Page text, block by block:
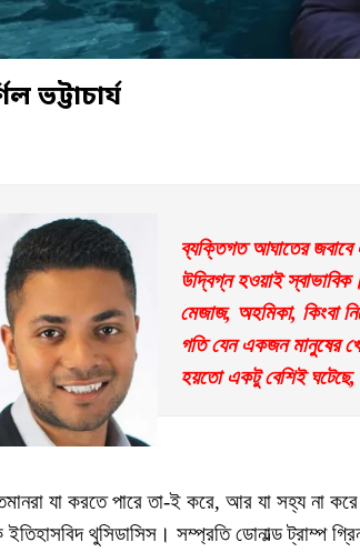
ভট্টাচার্য
ব্যক্তিগত আঘাতের
উদ্বিগ্ন হওয়াই
মেজাজ, অহমিকা, কিংবা
গতি যেন একজন মানুষের
হয়তো একটু বেশিই
যা করতে পারে তা-ই করে, আর যা সহ্য না করে
ইতিহাসবিদ থুসিডাসিস। সম্প্রতি ডোনাল্ড ট্রাম্প